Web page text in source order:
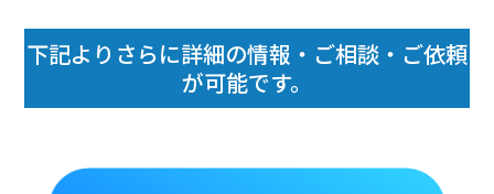
下記よりさらに詳細の情報・ご相談・ご依頼
が可能です。